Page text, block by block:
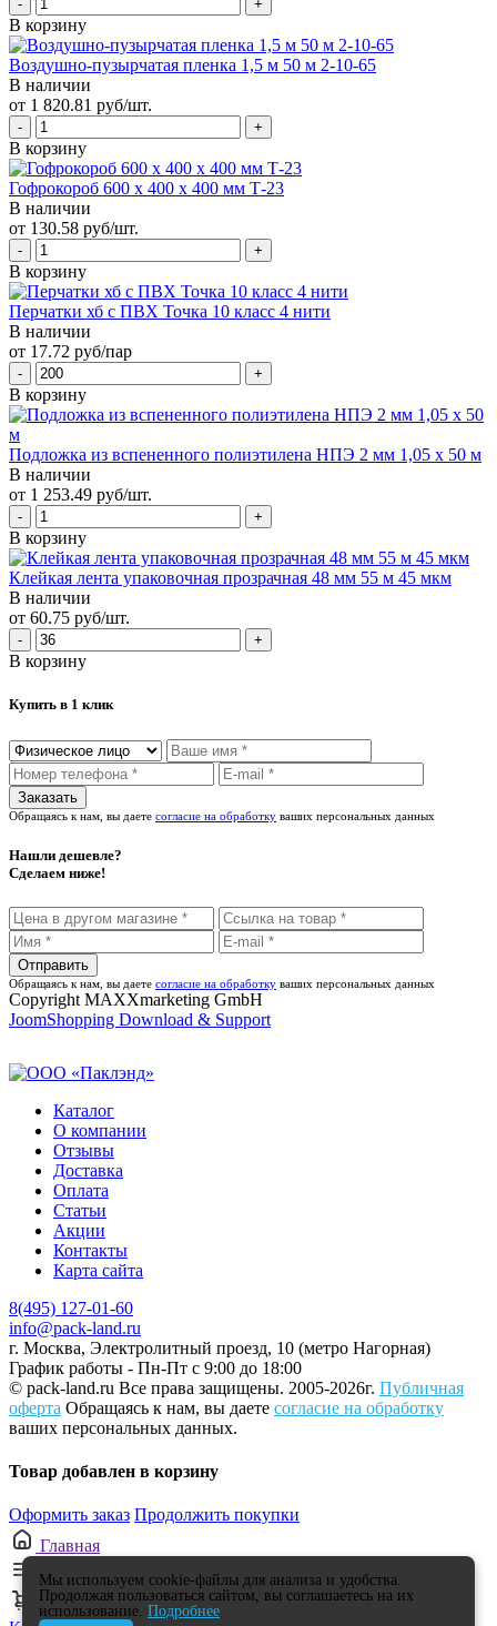
В корзину
Воздушно-пузырчатая пленка 1,5 м 50 м 2-10-65
В наличии
от 1 820.81 руб/шт.
В корзину
Гофрокороб 600 х 400 х 400 мм Т-23
В наличии
от 130.58 руб/шт.
В корзину
Перчатки хб с ПВХ Точка 10 класс 4 нити
В наличии
от 17.72 руб/пар
В корзину
Подложка из вспененного полиэтилена НПЭ 2 мм 1,05 х 50 м
В наличии
от 1 253.49 руб/шт.
В корзину
Клейкая лента упаковочная прозрачная 48 мм 55 м 45 мкм
В наличии
от 60.75 руб/шт.
В корзину
Купить в 1 клик
Обращаясь к нам, вы даете согласие на обработку ваших персональных данных
Нашли дешевле?
Сделаем ниже!
Обращаясь к нам, вы даете согласие на обработку ваших персональных данных
Copyright MAXXmarketing GmbH
JoomShopping Download & Support
Каталог
О компании
Отзывы
Доставка
Оплата
Статьи
Акции
Контакты
Карта сайта
8(495) 127-01-60
info@pack-land.ru
г. Москва, Электролитный проезд, 10 (метро Нагорная)
График работы - Пн-Пт с 9:00 до 18:00
© pack-land.ru Все права защищены. 2005-2026г. Публичная
оферта Обращаясь к нам, вы даете согласие на обработку
ваших персональных данных.
Товар добавлен в корзину
Оформить заказ Продолжить покупки
Главная
Каталог
0
Мы используем cookie-файлы для анализа и удобства.
Продолжая пользоваться сайтом, вы соглашаетесь на их
использование. Подробнее